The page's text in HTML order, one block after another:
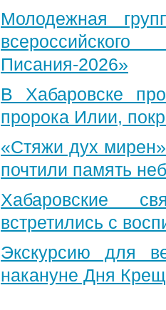
Молодежная
Писания-2026»
В Хабаровске
пророка Илии,
«Стяжи дух
почтили память
Хабаровские
встретились с
Экскурсию для
накануне Дня